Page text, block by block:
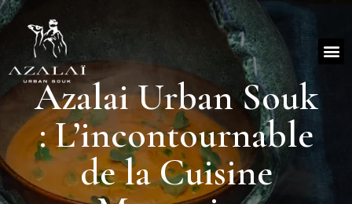
Azalai Urban Souk
: L’incontournable
de la Cuisine